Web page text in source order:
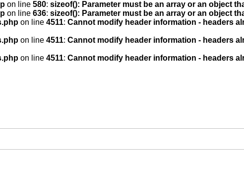
on line 580: sizeof(): Parameter must be an array or an object
on line 636: sizeof(): Parameter must be an array or an object
on line 4511: Cannot modify header information - headers
on line 4511: Cannot modify header information - headers
on line 4511: Cannot modify header information - headers